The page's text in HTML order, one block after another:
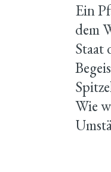
Ein
dem
Staat
Wie